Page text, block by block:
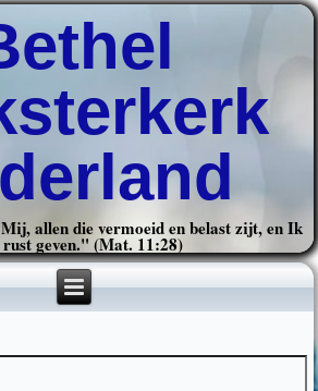
allen die vermoeid en belast zijt, en Ik
geven." (Mat. 11:28)